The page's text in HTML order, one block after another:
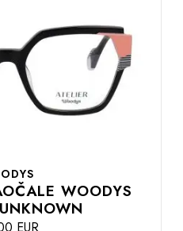
WOODYS
listu
želja